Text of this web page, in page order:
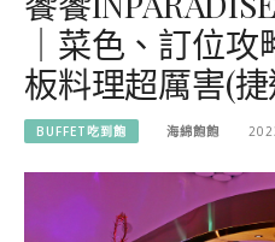
｜菜色、訂位
板料理超厲害(
BUFFET吃到飽 海綿飽飽